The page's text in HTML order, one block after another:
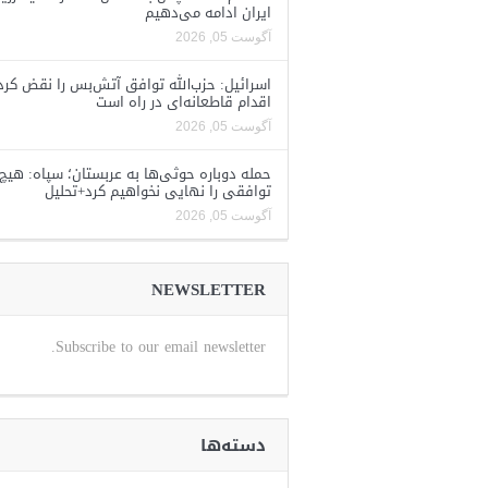
ایران ادامه می‌دهیم
آگوست 05, 2026
اسرائیل: حزب‌الله توافق آتش‌بس را نقض
اقدام قاطعانه‌ای در راه است
آگوست 05, 2026
حمله دوباره حوثی‌ها به عربستان؛ سپاه: هیچ
توافقی را نهایی نخواهیم کرد+تحلیل
آگوست 05, 2026
NEWSLETTER
Subscribe to our email newsletter.
دسته‌ها